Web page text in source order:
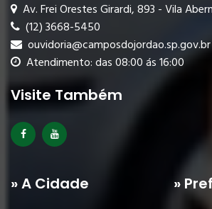
Av. Frei Orestes Girardi, 893 - Vila
(12) 3668-5450
ouvidoria@camposdojordao.sp.gov.br
Atendimento: das 08:00 ás 16:00
Visite Também
» A Cidade »